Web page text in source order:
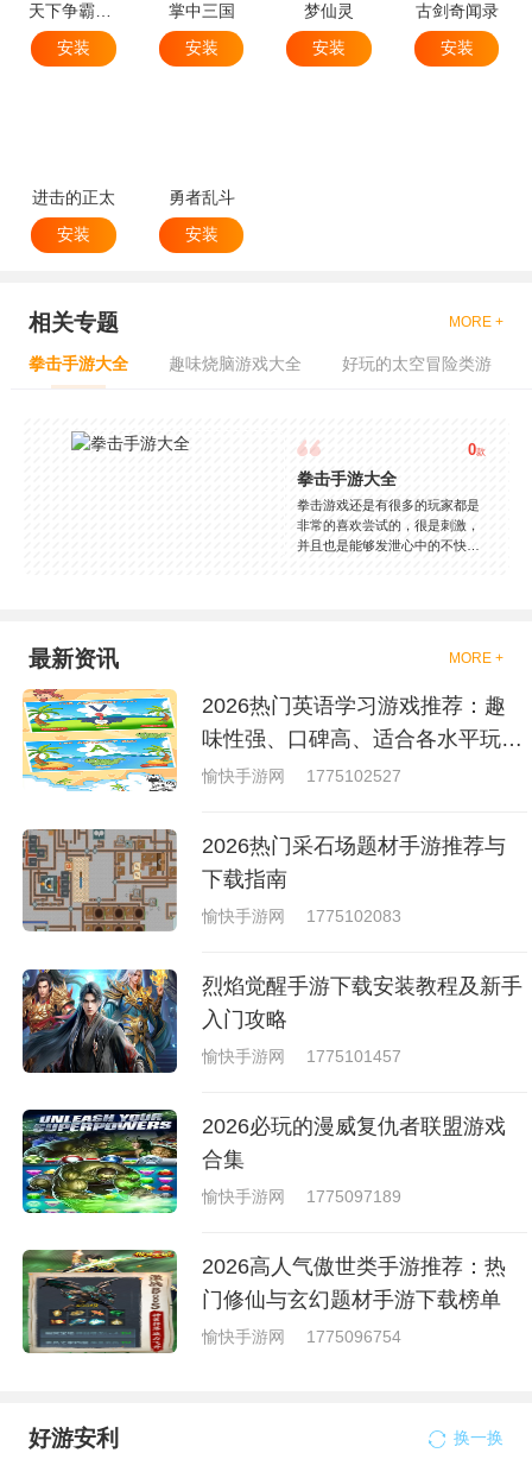
天下争霸三国志
安装
掌中三国
安装
梦仙灵
安装
古剑奇闻录
安装
进击的正太
安装
勇者乱斗
安装
相关专题 MORE +
拳击手游大全 趣味烧脑游戏大全 好玩的太空冒险类游
0款
拳击手游大全
拳击游戏还是有很多的玩家都是
非常的喜欢尝试的，很是刺激，
并且也是能够发泄心中的不快
够去进行体验的，我们也是能够
就是收集了一些有意思的拳击游
戏，相信你们一定会喜欢的。
最新资讯 MORE +
2026热门英语学习游戏推荐：趣
味性强、口碑高、适合各水平玩家
的英语游戏合集
愉快手游网 1775102527
2026热门采石场题材手游推荐与
下载指南
愉快手游网 1775102083
烈焰觉醒手游下载安装教程及新手
入门攻略
愉快手游网 1775101457
2026必玩的漫威复仇者联盟游戏
合集
愉快手游网 1775097189
2026高人气傲世类手游推荐：热
门修仙与玄幻题材手游下载榜单
愉快手游网 1775096754
好游安利 换一换